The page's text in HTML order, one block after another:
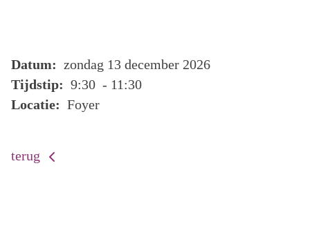
Datum: zondag 13 december 2026
Tijdstip: 9:30 - 11:30
Locatie: Foyer
terug